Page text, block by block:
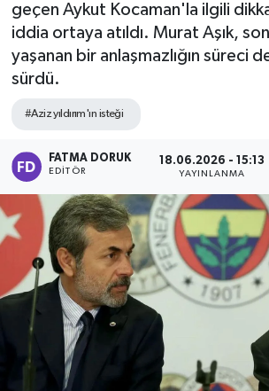
geçen Aykut Kocaman'la ilgili
iddia ortaya atıldı. Murat Aşık,
yaşanan bir anlaşmazlığın süreci
sürdü.
#Aziz yıldırım'ın isteği
FATMA DORUK
EDITÖR
18.06.2026 - 15:13
YAYINLANMA